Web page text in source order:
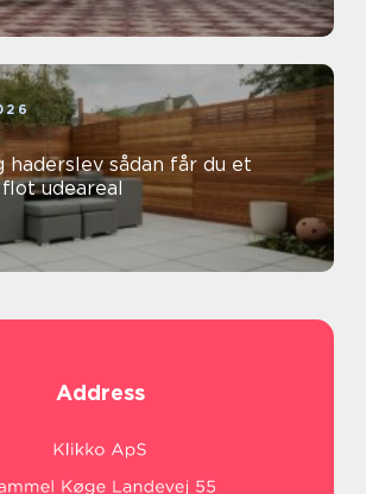
sådan får du et
udeareal
Address